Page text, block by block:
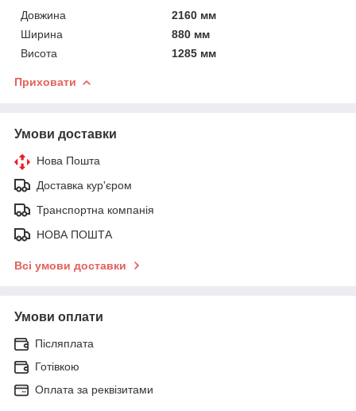
Довжина
2160 мм
Ширина
880 мм
Висота
1285 мм
Приховати
Умови доставки
Нова Пошта
Доставка кур'єром
Транспортна компанія
НОВА ПОШТА
Всі умови доставки
Умови оплати
Післяплата
Готівкою
Оплата за реквізитами